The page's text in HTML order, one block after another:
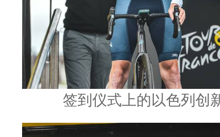
签到仪式上的以色列创